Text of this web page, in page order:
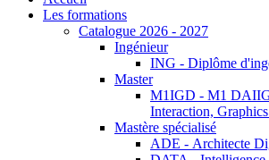
Les formations
Catalogue 2026 - 2027
Ingénieur
ING - Diplôme
Master
M1IGD - M1
Interaction,
Mastère spécialisé
ADE - Architecte